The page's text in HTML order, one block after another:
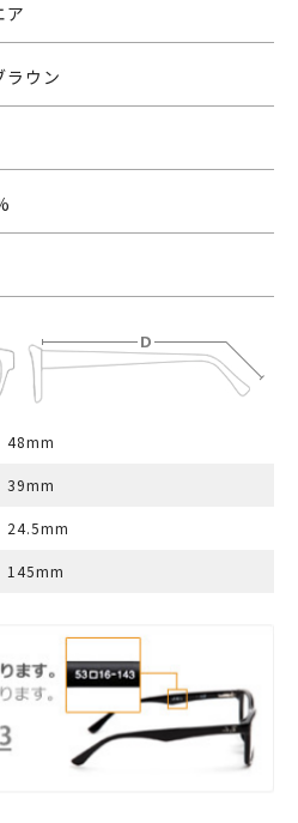
ア
ラウン
48mm
39mm
24.5mm
145mm